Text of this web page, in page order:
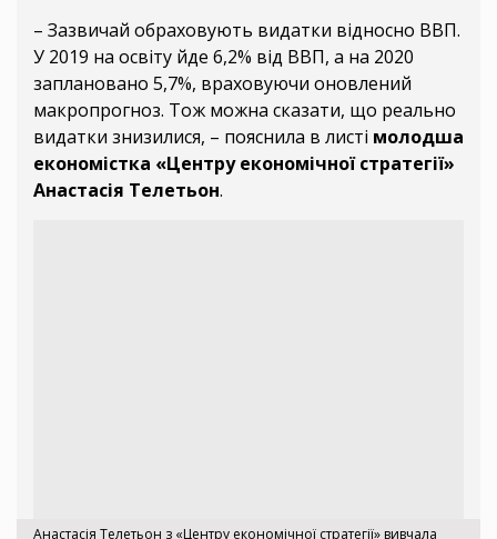
– Зазвичай обраховують видатки відносно ВВП.
У 2019 на освіту йде 6,2% від ВВП, а на 2020
заплановано 5,7%, враховуючи оновлений
макропрогноз. Тож можна сказати, що реально
видатки знизилися, – пояснила в листі молодша
економістка «Центру економічної стратегії»
Анастасія Телетьон.
Анастасія Телетьон з «Центру економічної стратегії» вивчала